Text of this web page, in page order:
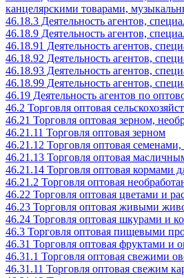
канцелярскими товарами,
46.18.3 Деятельность агентов,
46.18.9 Деятельность агентов,
46.18.91 Деятельность агентов,
46.18.92 Деятельность агентов,
46.18.93 Деятельность агентов,
46.18.99 Деятельность агентов,
46.19 Деятельность агентов по
46.2 Торговля оптовая
46.21 Торговля оптовая зерном,
46.21.11 Торговля оптовая зерном
46.21.12 Торговля оптовая
46.21.13 Торговля оптовая
46.21.14 Торговля оптовая кормами
46.21.2 Торговля оптовая
46.22 Торговля оптовая цветами и
46.23 Торговля оптовая живыми
46.24 Торговля оптовая шкурами и
46.3 Торговля оптовая пищевыми
46.31 Торговля оптовая фруктами и
46.31.1 Торговля оптовая свежими
46.31.11 Торговля оптовая свежим